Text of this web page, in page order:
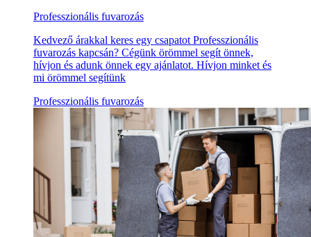
Professzionális fuvarozás
Kedvező árakkal keres egy csapatot Professzionális
fuvarozás kapcsán? Cégünk örömmel segít önnek,
hívjon és adunk önnek egy ajánlatot. Hívjon minket és
mi örömmel segítünk
Professzionális fuvarozás